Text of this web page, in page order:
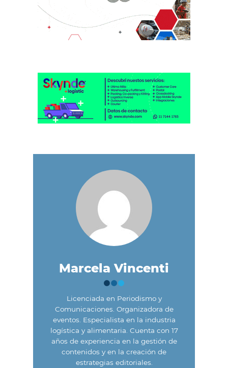
Marcela Vincenti
Licenciada en Periodismo y
Comunicaciones. Organizadora de
eventos. Especialista en la industria
logística y alimentaria. Cuenta con 17
años de experiencia en la gestión de
contenidos y en la creación de
estrategias editoriales.